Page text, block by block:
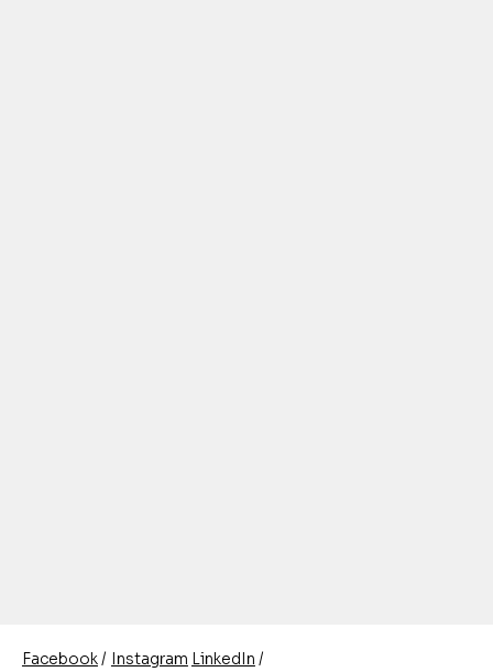
Facebook/ Instagram /
LinkedIn